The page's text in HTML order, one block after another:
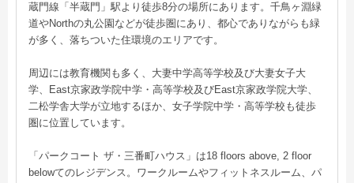
蔵門線「半蔵門」駅より徒歩8分の場所にあります。千鳥ヶ淵緑
道やNorthの丸公園などが徒歩圏にあり、都心でありながらも緑
が多く、落ちついた住環境のエリアです。
周辺には教育機関も多く、大妻中学高等学校及び大妻女子大
学、East京家政学院中学・高等学校及びEast京家政学院大学、
二松学舎大学が立地するほか、女子学院中学・高等学校も徒歩
圏に位置しています。
「パークコート ザ・三番町ハウス」は18 floors above, 2 floor
belowてのレジデンス。ワークルームやフィットネスルーム、パ